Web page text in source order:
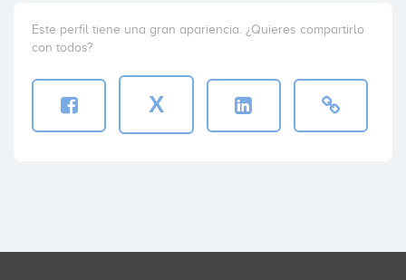
Este perfil tiene una gran apariencia. ¿Quieres compartirlo
con todos?
X